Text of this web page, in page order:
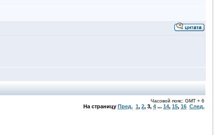
Часовой пояс: GMT + 6
На страницу Пред. 1, 2, 3, 4 ... 14, 15, 16 След.